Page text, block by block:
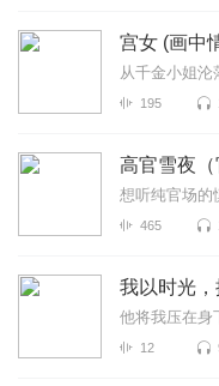
宫女 (画中
从千金小姐沦
195
高官雪夜（
想听纯官场的
465
我以时光
他将我压在身
12